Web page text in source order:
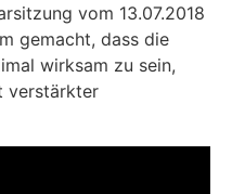
vom 13.07.2018
gemacht, dass die
wirksam zu sein,
verstärkter